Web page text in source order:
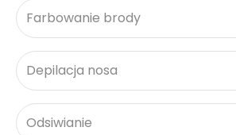
Farbowanie brody
Depilacja nosa
Odsiwianie